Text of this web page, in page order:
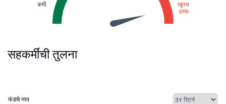
कमी
खूपच
उच्च
सहकर्मींची तुलना
फंडचे नाव